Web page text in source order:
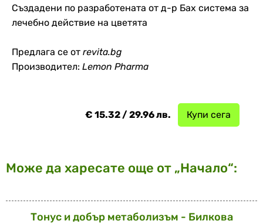
Създадени по разработената от д-р Бах система за
лечебно действие на цветята
Предлага се от revita.bg
Производител: Lemon Pharma
Купи сега
€ 15.32 / 29.96 лв.
Може да харесате още от „Начало“:
Тонус и добър метаболизъм - Билкова